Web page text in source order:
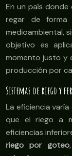
En un país donde
regar de
medioambiental,
objetivo es
momento justo y
producción por
Sistemas de riego y
La eficiencia
que el riego a
eficiencias
riego por goteo